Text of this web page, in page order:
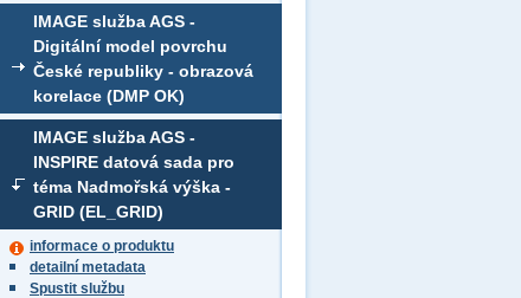
IMAGE služba AGS -
Digitální model povrchu
České republiky - obrazová
korelace (DMP OK)
IMAGE služba AGS -
INSPIRE datová sada pro
téma Nadmořská výška -
GRID (EL_GRID)
informace o produktu
detailní metadata
Spustit službu